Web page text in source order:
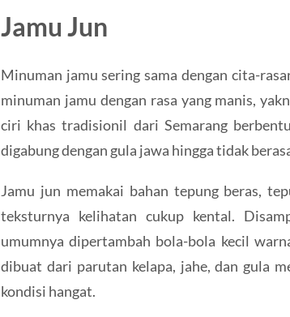
Jamu Jun
Minuman jamu sering sama dengan cita-
minuman jamu dengan rasa yang manis,
ciri khas tradisionil dari Semarang
digabung dengan gula jawa hingga tidak
Jamu jun memakai bahan tepung beras,
teksturnya kelihatan cukup kental.
umumnya dipertambah bola-bola kecil
dibuat dari parutan kelapa, jahe, dan gula
kondisi hangat.